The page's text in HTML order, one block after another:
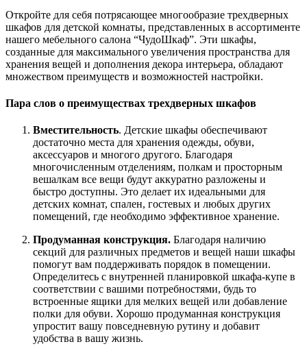
Откройте для себя потрясающее многообразие трехдверных
шкафов для детской комнаты, представленных в ассортименте
нашего мебельного салона “ЧудоШкаф”. Эти шкафы,
созданные для максимального увеличения пространства для
хранения вещей и дополнения декора интерьера, обладают
множеством преимуществ и возможностей настройки.
Пара слов о преимуществах трехдверных шкафов
Вместительность. Детские шкафы обеспечивают
достаточно места для хранения одежды, обуви,
аксессуаров и многого другого. Благодаря
многочисленным отделениям, полкам и просторным
вешалкам все вещи будут аккуратно разложены и
быстро доступны. Это делает их идеальными для
детских комнат, спален, гостевых и любых других
помещений, где необходимо эффективное хранение.
Продуманная конструкция. Благодаря наличию
секций для различных предметов и вещей наши шкафы
помогут вам поддерживать порядок в помещении.
Определитесь с внутренней планировкой шкафа-купе в
соответствии с вашими потребностями, будь то
встроенные ящики для мелких вещей или добавление
полки для обуви. Хорошо продуманная конструкция
упростит вашу повседневную рутину и добавит
удобства в вашу жизнь.